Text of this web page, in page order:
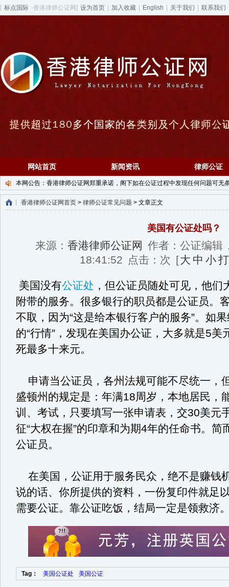
[ 标点国际 -香港律师公证网] 设为首页 加入收藏 English 关于我们 联系我们
网站首页 新闻资讯 律师公证
本网公告：香港律师公证网郑重承诺，阁下如在公证过程中发现任何问题可
香港律师公证网首页 > 律师公证常见问题 > 文章正文
美国有公证处吗？
来源： 香港律师公证网 作者：公证编辑
18:41:52
点击： 次 [大 中 小
美国没有公证处 ，但公证员随处可见，他
附带的服务。很多银行的职员都是公证员。
不取，因为“这是给本银行客户的服务”。如
的“行情”，发现在美国办公证，大多就是5
死最多十来元。
申请当公证员，各州法规可能不尽统一，
盛顿州的规定是：年满18周岁，本地居民，
训、考试，只要填写一张申请表，交30美元
征“大权在握”的印章和为期4年的任命书。
公证员。
在美国，公证用于服务民众，绝不是赚钱
说的话、你所提供的资料，一份复印件就足
需要公证。靠公证吃饭，结局一定是领救济
Tag： 美国公证处 美国公证